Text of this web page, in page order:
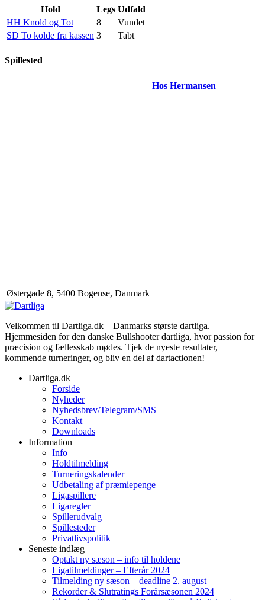
Hold Legs Udfald
HH Knold og Tot
8
Vundet
SD To kolde fra kassen 3 Tabt
Spillested
Hos Hermansen
Østergade 8, 5400 Bogense, Danmark
Velkommen til Dartliga.dk – Danmarks største dartliga.
Hjemmesiden for den danske Bullshooter dartliga, hvor passion for
præcision og fællesskab mødes. Tjek de nyeste resultater,
kommende turneringer, og bliv en del af dartactionen!
Dartliga.dk
Forside
Nyheder
Nyhedsbrev/Telegram/SMS
Kontakt
Downloads
Information
Info
Holdtilmelding
Turneringskalender
Udbetaling af præmiepenge
Ligaspillere
Ligaregler
Spillerudvalg
Spillesteder
Privatlivspolitik
Seneste indlæg
Optakt ny sæson – info til holdene
Ligatilmeldinger – Efterår 2024
Tilmelding ny sæson – deadline 2. august
Rekorder & Slutratings Forårsæsonen 2024